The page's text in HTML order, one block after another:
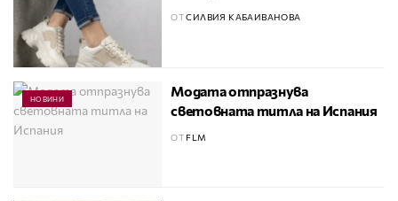
ОТ СИЛВИЯ КАБАИВАНОВА
НОВИНИ
Модата отпразнува
световната титла на Испания
ОТ FLM